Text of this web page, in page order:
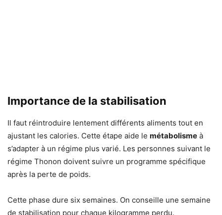
Importance de la stabilisation
Il faut réintroduire lentement différents aliments tout en
ajustant les calories. Cette étape aide le métabolisme à
s’adapter à un régime plus varié. Les personnes suivant le
régime Thonon doivent suivre un programme spécifique
après la perte de poids.
Cette phase dure six semaines. On conseille une semaine
de stabilisation pour chaque kilogramme perdu.